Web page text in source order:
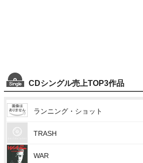
CDシングル売上TOP3作品
ランニング・ショット
TRASH
WAR